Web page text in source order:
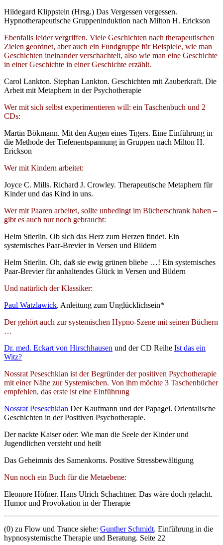
Hildegard Klippstein (Hrsg.) Das Vergessen vergessen.
Hypnotherapeutische Gruppeninduktion nach Milton H. Erickson
Ebenfalls leider vergriffen. Viele Geschichten nach therapeutischen
Zielen geordnet, aber auch ein Fundgruppe für Beispiele, wie man
Geschichten ineinander verschachtelt, also wie man eine Geschichte
in einer Geschichte in einer Geschichte erzählt.
Carol Lankton. Stephan Lankton. Geschichten mit Zauberkraft. Die
Arbeit mit Metaphern in der Psychotherapie
Wer mit sich selbst experimentieren will: ein Taschenbuch und 2
CDs:
Martin Bökmann. Mit den Augen eines Tigers. Eine Einführung in
die Methode der Tiefenentspannung in Gruppen nach Milton H.
Erickson
Wer mit Kindern arbeitet:
Joyce C. Mills. Richard J. Crowley. Therapeutische Metaphern für
Kinder und das Kind in uns.
Wer mit Paaren arbeitet, sollte unbedingt im Bücherschrank haben –
gibt es auch nur noch gebraucht:
Helm Stierlin. Ob sich das Herz zum Herzen findet. Ein
systemisches Paar-Brevier in Versen und Bildern
Helm Stierlin. Oh, daß sie ewig grünen bliebe …! Ein systemisches
Paar-Brevier für anhaltendes Glück in Versen und Bildern
Und natürlich der Klassiker:
Paul Watzlawick. Anleitung zum Unglücklichsein*
Der gehört auch zur systemischen Hypno-Szene mit seinen Büchern
…
Dr. med. Eckart von Hirschhausen und der CD Reihe Ist das ein
Witz?
Nossrat Peseschkian ist der Begründer der positiven Psychotherapie
mit einer Nähe zur Systemischen. Von ihm möchte 3 Taschenbücher
empfehlen, das erste ist eine Einführung
Nossrat Peseschkian Der Kaufmann und der Papagei. Orientalische
Geschichten in der Positiven Psychotherapie.
Der nackte Kaiser oder: Wie man die Seele der Kinder und
Jugendlichen versteht und heilt
Das Geheimnis des Samenkorns. Positive Stressbewältigung
Nun noch ein Buch für die Metaebene:
Eleonore Höfner. Hans Ulrich Schachtner. Das wäre doch gelacht.
Humor und Provokation in der Therapie
(0) zu Flow und Trance siehe: Gunther Schmidt. Einführung in die
hypnosystemische Therapie und Beratung. Seite 22